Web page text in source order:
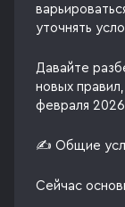
уточнять
Давайте
новых
февраля
✍ Общие
Сейчас